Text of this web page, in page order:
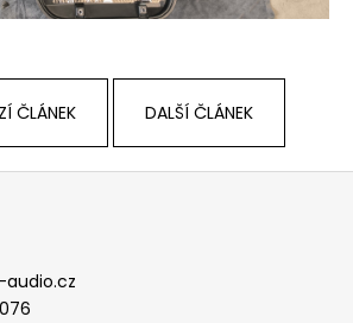
ČLÁNEK DALŠÍ ČLÁNEK
audio.cz